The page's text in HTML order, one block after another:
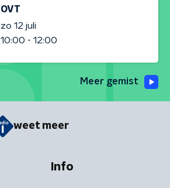
OVT
zo 12 juli
10:00 - 12:00
Meer gemist
weet meer
Info